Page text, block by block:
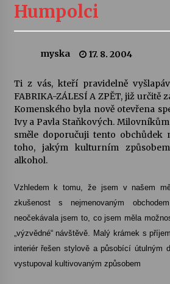
kapkou
Veselí muzikanti
30. 7. 2026
Pozvánka na
šedesátka: 28. 7.–1. 8.
Letní koncerty ve
Jenakaši
28. 7. 2026
Votavžatský ploty
23. 7. 2026
Humpolci
myska 17. 8. 2004
Ti z vás, kteří pravidelně
FABRIKA-ZÁLESÍ A ZPĚT, již určitě
Komenského byla nově otevřena
Ivy a Pavla Staňkových.
směle doporučuji tento obchůdek
toho, jakým kulturním
alkohol.
Vzhledem k tomu, že jsem v našem
zkušenost s nejmenovaným
neočekávala jsem to, co jsem měla
„výzvědné“ návštěvě. Malý krámek s
interiér řešen stylově a působící útulným
vystupoval kultivovaným způsobem